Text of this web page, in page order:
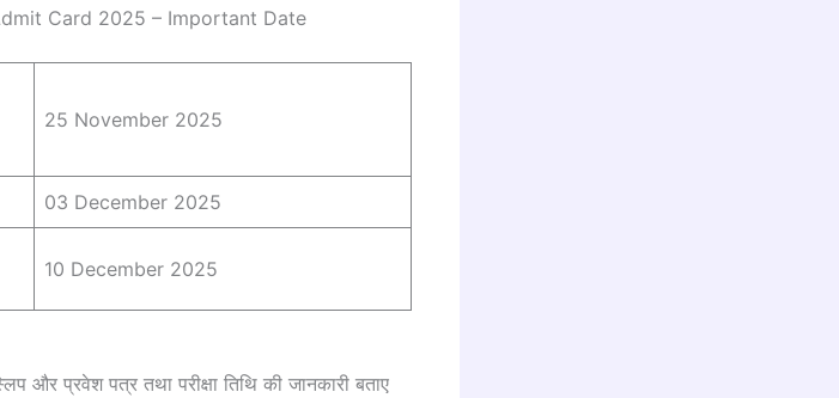
Card 2025 – Important Date
25 November 2025
03 December 2025
10 December 2025
और प्रवेश पत्र तथा परीक्षा तिथि की जानकारी बताए